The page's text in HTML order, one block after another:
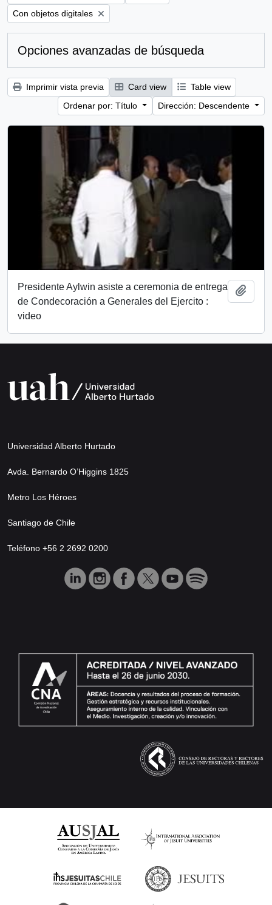
Remove filter:
Con objetos digitales
Opciones avanzadas de búsqueda
Imprimir vista previa Card view
Table view
Ordenar por: Título
Dirección: Descendente
Presidente Aylwin asiste a ceremonia de entrega
de Condecoración a Generales del Ejercito :
video
Universidad Alberto Hurtado
Avda. Bernardo O’Higgins 1825
Metro Los Héroes
Santiago de Chile
Teléfono +56 2 2692 0200